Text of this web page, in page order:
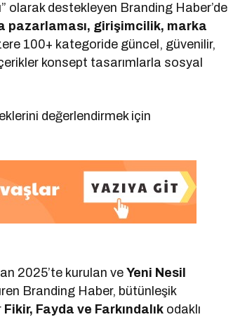
olarak destekleyen Branding Haber’de
pazarlaması, girişimcilik, marka
100+ kategoride güncel, güvenilir,
konsept tasarımlarla sosyal
değerlendirmek için
2025’te kurulan veYeni Nesil
Branding Haber, bütünleşik
Fikir, Fayda ve Farkındalık odaklı